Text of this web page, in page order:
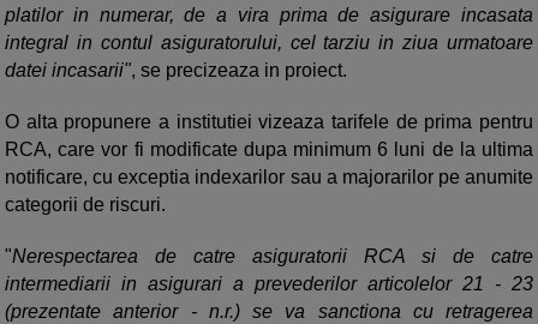
platilor in numerar, de a vira prima de asigurare incasata
integral in contul asiguratorului, cel tarziu in ziua urmatoare
datei incasarii", se precizeaza in proiect.
O alta propunere a institutiei vizeaza tarifele de prima pentru
RCA, care vor fi modificate dupa minimum 6 luni de la ultima
notificare, cu exceptia indexarilor sau a majorarilor pe anumite
categorii de riscuri.
"Nerespectarea de catre asiguratorii RCA si de catre
intermediarii in asigurari a prevederilor articolelor 21 - 23
(prezentate anterior - n.r.) se va sanctiona cu retragerea